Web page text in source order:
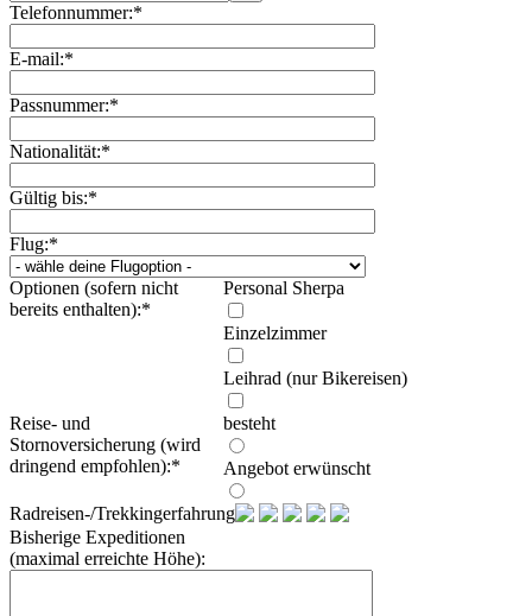
Telefonnummer:*
E-mail:*
Passnummer:*
Nationalität:*
Gültig bis:*
Flug:*
Optionen (sofern nicht
bereits enthalten):*
Personal Sherpa
Einzelzimmer
Leihrad (nur Bikereisen)
Reise- und
Stornoversicherung (wird
dringend empfohlen):*
besteht
Angebot erwünscht
Radreisen-/Trekkingerfahrung:
Bisherige Expeditionen
(maximal erreichte Höhe):